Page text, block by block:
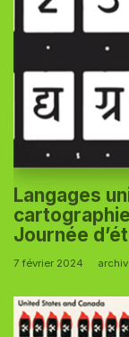
Langages
Journée
7 février 2024